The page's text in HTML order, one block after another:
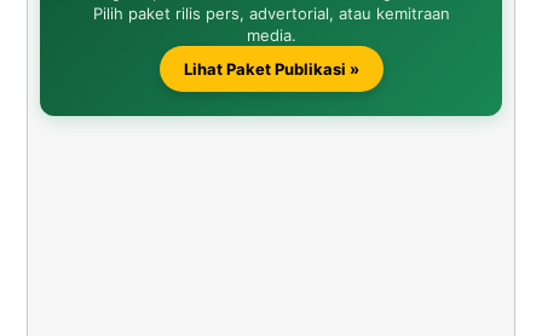
Pilih paket rilis pers, advertorial, atau kemitraan
media.
Lihat Paket Publikasi »